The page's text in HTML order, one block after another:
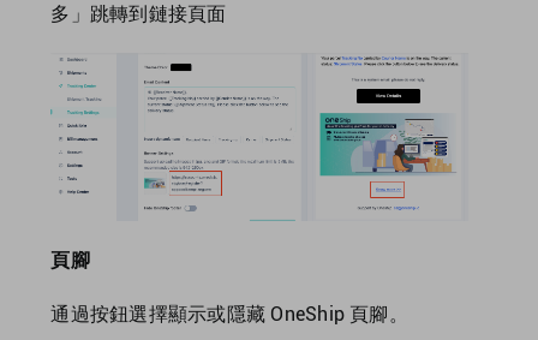
多」跳轉到鏈接頁面
頁腳
通過按鈕選擇顯示或隱藏 OneShip 頁腳。